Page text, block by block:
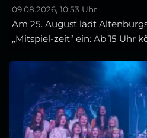
09.08.2026, 10:53 Uhr
Am 25. August lädt
„Mitspiel-zeit“ ein: Ab 15 Uhr